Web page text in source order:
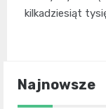
kilkadziesiąt
Najnowsze